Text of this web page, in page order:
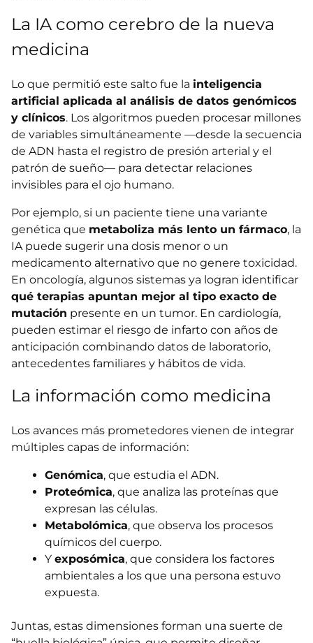
La IA como cerebro de la nueva
medicina
Lo que permitió este salto fue la inteligencia
artificial aplicada al análisis de datos genómicos
y clínicos. Los algoritmos pueden procesar millones
de variables simultáneamente —desde la secuencia
de ADN hasta el registro de presión arterial y el
patrón de sueño— para detectar relaciones
invisibles para el ojo humano.
Por ejemplo, si un paciente tiene una variante
genética que metaboliza más lento un fármaco, la
IA puede sugerir una dosis menor o un
medicamento alternativo que no genere toxicidad.
En oncología, algunos sistemas ya logran identificar
qué terapias apuntan mejor al tipo exacto de
mutación presente en un tumor. En cardiología,
pueden estimar el riesgo de infarto con años de
anticipación combinando datos de laboratorio,
antecedentes familiares y hábitos de vida.
La información como medicina
Los avances más prometedores vienen de integrar
múltiples capas de información:
Genómica, que estudia el ADN.
Proteómica, que analiza las proteínas que
expresan las células.
Metabolómica, que observa los procesos
químicos del cuerpo.
Y exposómica, que considera los factores
ambientales a los que una persona estuvo
expuesta.
Juntas, estas dimensiones forman una suerte de